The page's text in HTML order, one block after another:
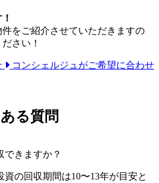
をご紹介させていただきますの
さい！
コンシェルジュがご希望に合わせ
る質問
できますか？
の回収期間は10〜13年が目安と